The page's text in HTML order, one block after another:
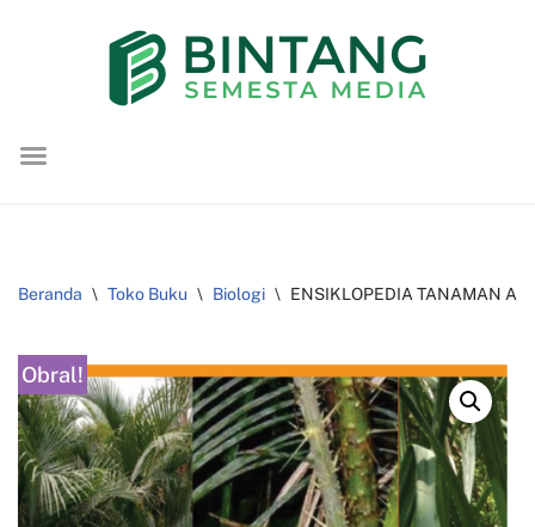
konten
Beranda \ Toko Buku \ Biologi \ ENSIKLOPEDIA TANAMAN
Obral!